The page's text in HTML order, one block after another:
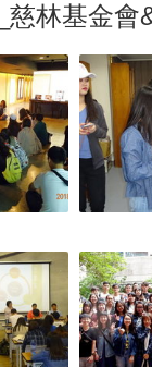
慈林基金會